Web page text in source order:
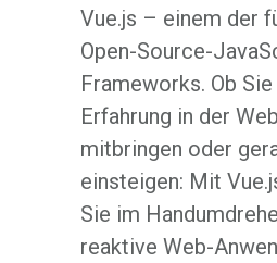
Vue.js – einem der
Open-Source-
Frameworks. Ob
Erfahrung in der
mitbringen oder
einsteigen: Mit
Sie im
reaktive Web-